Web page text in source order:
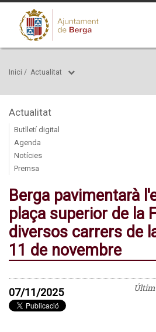
Inici / Actualitat
Actualitat
Butlletí digital
Agenda
Notícies
Premsa
Berga pavimentarà
plaça superior de la
diversos carrers de
11 de novembre
07/11/2025